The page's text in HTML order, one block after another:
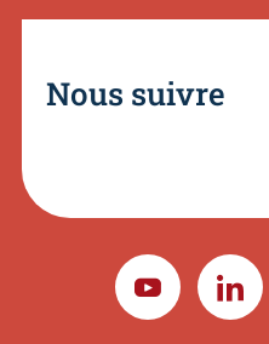
Nous suivre
YOUTUBE